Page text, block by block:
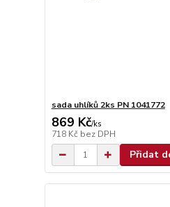
sada uhlíků 2ks PN 1041772
869 Kč/ks
718 Kč bez DPH
Přidat